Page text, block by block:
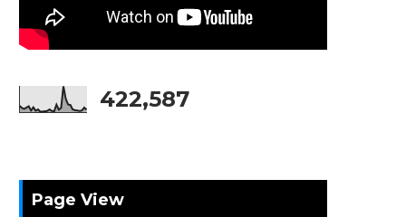
422,587
Page View